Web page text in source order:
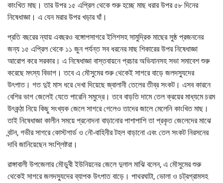
কাংখিত মাছ। তার উপর ১৫ এপ্রিল থেকে শুরু হচ্ছে মাছ ধরার উপর ৫৮ দিনের
নিষেধাজ্ঞা। এ যেন মরার উপর খড়ার ঘাঁ।
প্রতি বছরের ন্যায় এবছরও বঙ্গোপসাগরে ইলিশসহ সামুদ্রিক মাছের সুষ্ঠ প্রজননের
জন্য ১৫ এপ্রিল থেকে ১১ জুন পর্যন্ত সব ধরনের মাছ শিকারের উপর নিষেধাজ্ঞা
আরোপ করে সরকার। এ নিষেধাজ্ঞা বাস্তবায়নে প্রচার অভিযানসহ সভা সমাবেশ শুরু
করেছে মৎস্য বিভাগ। তবে এ মৌসুমের শুরু থেকেই সাগরে বাড়ে জলদস্যুদের
উৎপাত। গত দুই মাস ধরে দেখা দিয়েছে জ্বালানী তেলের তীব্র সংকট। এসব কারনে
বেশির ভাগ জেলেই যেতে পারেনি সমুদ্রে। তবে বাড়তি দামে তেল ক্রয়ের মাধ্যমে চরম
উৎকন্ঠা নিয়ে কিছু সংখ্যক জেলে সাগরে গেলেও তাদের জালে মেলেনি কাংখিত মাছ।
তাই নিষেধাজ্ঞা কালীন সময়ে প্রনোদনা বাড়ানোর পাশাপাশি তা প্রকৃত জেলেদের মাঝে
বন্টন, গভীর সাগরে কোস্টগার্ড ও নৌ-বাহিনীর টহল বাড়ানো এবং তেল সংকট নিরসনের
দাবি জানিয়েছেন সংশ্লিষ্টরা।
রাঙ্গাবালী উপজেলার মৌডুবী ইউনিয়নের জেলে দুলাল মাঝি বলেন, এ মৌসুমের শুরু
থেকেই সাগরে জলদস্যুদের ব্যাপক উৎপাত বাড়ে। পাথরঘাটা, ভোলা ও চট্রগ্রামসহ